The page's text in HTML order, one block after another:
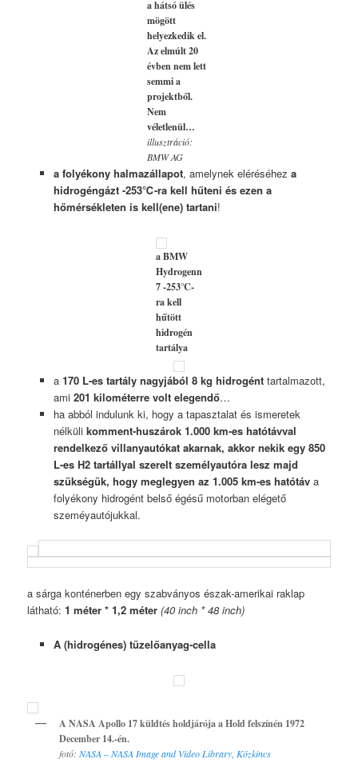
a hátsó ülés
mögött
helyezkedik el.
Az elmúlt 20
évben nem lett
semmi a
projektből.
Nem
véletlenül…
illusztráció:
BMW AG
a folyékony halmazállapot, amelynek eléréséhez a
hidrogéngázt -253℃-ra kell hűteni és ezen a
hőmérsékleten is kell(ene) tartani!
a BMW
Hydrogenn
7 -253℃-
ra kell
hűtött
hidrogén
tartálya
a 170 L-es tartály nagyjából 8 kg hidrogénttartalmazott,
ami 201 kilométerre volt elegendő…
ha abból indulunk ki, hogy a tapasztalat és ismeretek
nélküli komment-huszárok 1.000 km-es hatótávval
rendelkező villanyautókat akarnak, akkor nekik egy 850
L-es H2 tartállyal szerelt személyautóra lesz majd
szükségük, hogy meglegyen az 1.005 km-es hatótáva
folyékony hidrogént belső égésű motorban elégető
szeméyautójukkal.
a sárga konténerben egy szabványos észak-amerikai raklap
látható:1 méter * 1,2 méter (40 inch * 48 inch)
A (hidrogénes) tüzelőanyag-cella
A NASA Apollo 17 küldtés holdjárója a Hold felszínén 1972
December 14.-én.
fotó:NASA – NASA Image and Video Library, Közkincs